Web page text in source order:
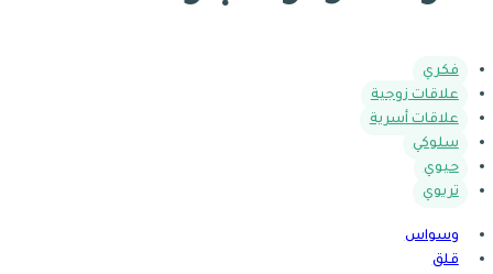
فكري
علاقات زوجية
علاقات أسرية
سلوكي
حيوي
تربوي
وسواس
قلق